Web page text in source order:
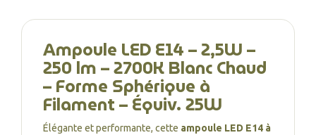
Ampoule LED E14 – 2,5W –
250 lm – 2700K Blanc Chaud
– Forme Sphérique à
Filament – Équiv. 25W
Élégante et performante, cette ampoule LED E14 à